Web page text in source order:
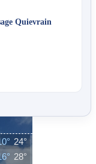
Quievrain